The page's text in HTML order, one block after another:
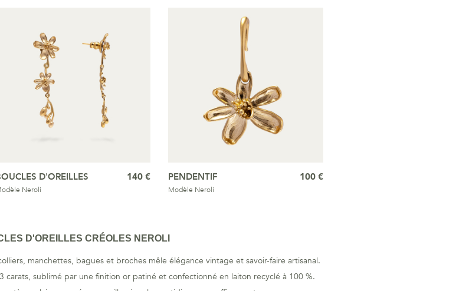
D'OREILLES
Neroli
140 € PENDENTIF
Modèle Neroli
100 €
D'OREILLES CRÉOLES NEROLI
manchettes, bagues et broches mêle élégance vintage et savoir-faire artisanal.
carats, sublimé par une finition or patiné et confectionné en laiton recyclé à 100 %.